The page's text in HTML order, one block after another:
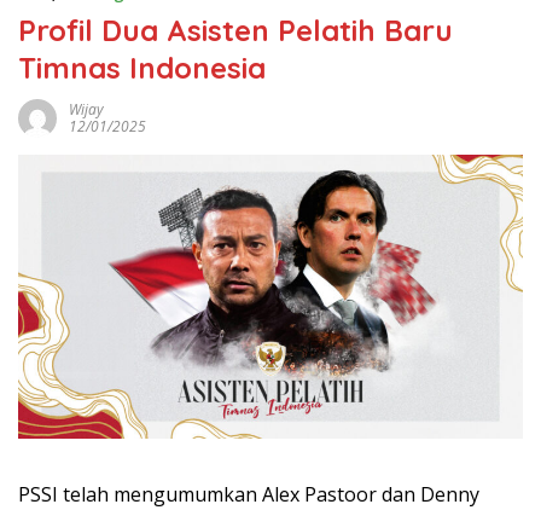
Profil Dua Asisten Pelatih Baru
Timnas Indonesia
Wijay
12/01/2025
PSSI telah mengumumkan Alex Pastoor dan Denny